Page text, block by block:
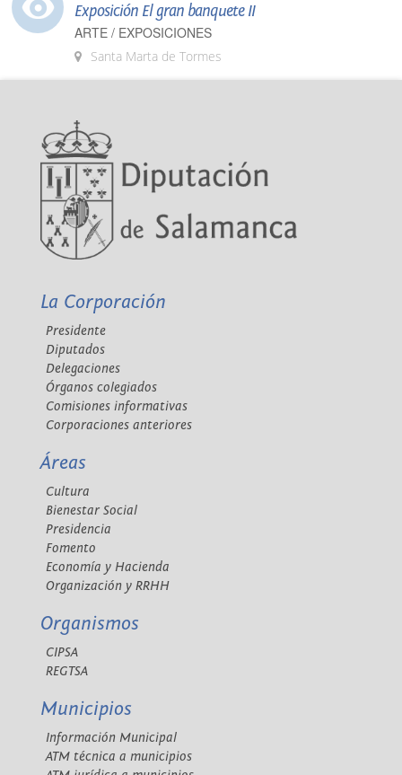
Exposición El gran banquete II
ARTE / EXPOSICIONES
Santa Marta de Tormes
La Corporación
Presidente
Diputados
Delegaciones
Órganos colegiados
Comisiones informativas
Corporaciones anteriores
Áreas
Cultura
Bienestar Social
Presidencia
Fomento
Economía y Hacienda
Organización y RRHH
Organismos
CIPSA
REGTSA
Municipios
Información Municipal
ATM técnica a municipios